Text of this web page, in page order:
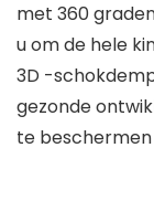
met 360
u om de hele
3D -
gezonde
te beschermen